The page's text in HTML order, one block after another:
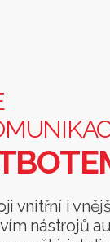
vnitřní i
nástrojů